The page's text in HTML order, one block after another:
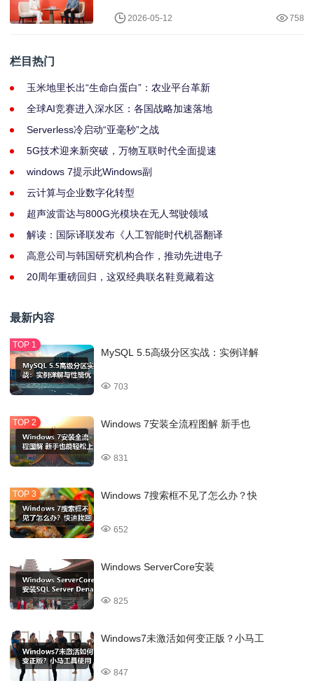
2026-05-12 758
栏目热门
玉米地里长出“生命白蛋白”：农业平台革新
全球AI竞赛进入深水区：各国战略加速落地
Serverless冷启动“亚毫秒”之战
5G技术迎来新突破，万物互联时代全面提速
windows 7提示此Windows副
云计算与企业数字化转型
超声波雷达与800G光模块在无人驾驶领域
解读：国际译联发布《人工智能时代机器翻译
高意公司与韩国研究机构合作，推动先进电子
20周年重磅回归，这双经典联名鞋竟藏着这
最新内容
MySQL 5.5高级分区实战：实例详解
703
Windows 7安装全流程图解 新手也
831
Windows 7搜索框不见了怎么办？快
652
Windows ServerCore安装
825
Windows7未激活如何变正版？小马工
847